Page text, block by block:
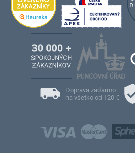
Doprava zadarmo
na všetko od 120 €